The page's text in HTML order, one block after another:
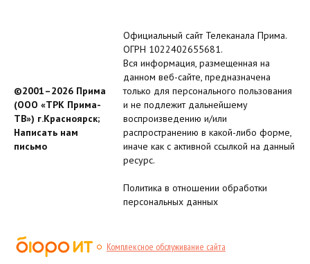
©2001–2026 Прима
(ООО «ТРК Прима-
ТВ») г.Красноярск;
Написать нам
письмо
Официальный сайт Телеканала Прима.
ОГРН 1022402655681.
Вся информация, размещенная на
данном веб-сайте, предназначена
только для персонального пользования
и не подлежит дальнейшему
воспроизведению и/или
распространению в какой-либо форме,
иначе как с активной ссылкой на данный
ресурс.
Политика в отношении обработки
персональных данных
Комплексное обслуживание сайта